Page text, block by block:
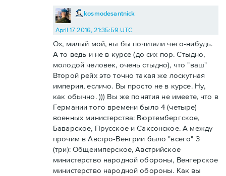
kosmodesantnick
April 17 2016, 21:35:59 UTC
Ох, милый мой, вы бы почитали чего-нибудь.
А то ведь и не в курсе (до сих пор. Стыдно,
молодой человек, очень стыдно), что "ваш"
Второй рейх это точно такая же лоскутная
империя, есличо. Вы просто не в курсе. Ну,
как обычно. ))) Вы же понятия не имеете, что в
Германии того времени было 4 (четыре)
военных министерства: Вюртембергское,
Баварское, Прусское и Саксонское. А между
прочим в Австро-Венгрии было "всего" 3
(три): Общеимперское, Австрийское
министерство народной обороны, Венгерское
министерство народной обороны. Как вы